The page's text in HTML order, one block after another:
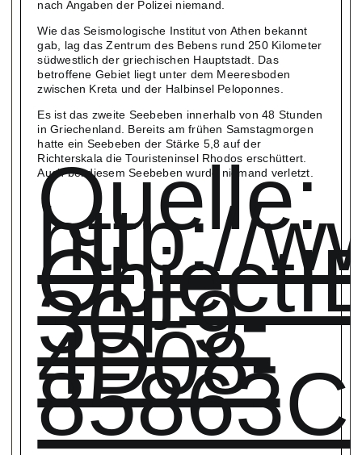
nach Angaben der Polizei niemand.
Wie das Seismologische Institut von Athen bekannt
gab, lag das Zentrum des Bebens rund 250 Kilometer
südwestlich der griechischen Hauptstadt. Das
betroffene Gebiet liegt unter dem Meeresboden
zwischen Kreta und der Halbinsel Peloponnes.
Es ist das zweite Seebeben innerhalb von 48 Stunden
in Griechenland. Bereits am frühen Samstagmorgen
hatte ein Seebeben der Stärke 5,8 auf der
Richterskala die Touristeninsel Rhodos erschüttert.
Auch bei diesem Seebeben wurde niemand verletzt.
Quelle:
http://
30F9-
4D08-